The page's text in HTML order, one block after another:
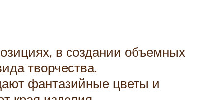
в создании объемных
творчества.
фантазийные цветы и